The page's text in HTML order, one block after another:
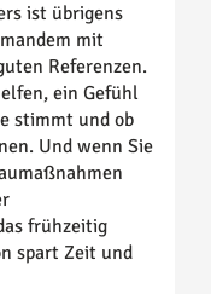
ist übrigens
mit
Referenzen.
ein Gefühl
stimmt und ob
Und wenn Sie
frühzeitig
spart Zeit und